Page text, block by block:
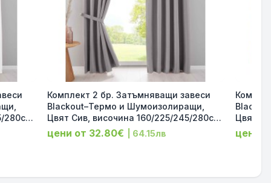
280см,
044
Комплект 2 бр. Затъмняващи завеси
Blackout–Термо и Шумоизолиращи,
Цвят Сив, височина 160/225/245/280см,
ширина 140 и 295см 202020610-2-024
цени от 32.80€ | 64.15лв
Цвят
ширина
цени